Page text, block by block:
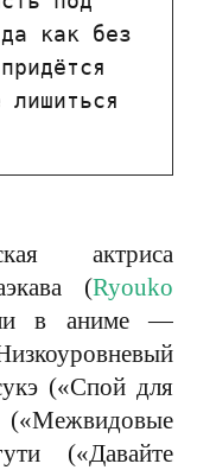
как без
актриса
(Ryouko
в аниме —
(«Спой для
(«Давайте